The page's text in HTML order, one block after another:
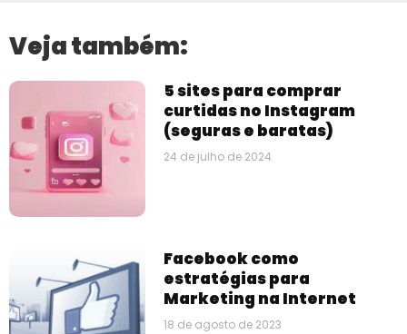
Veja também:
5 sites para comprar
curtidas no Instagram
(seguras e baratas)
24 de julho de 2024
Facebook como
estratégias para
Marketing na Internet
18 de agosto de 2023